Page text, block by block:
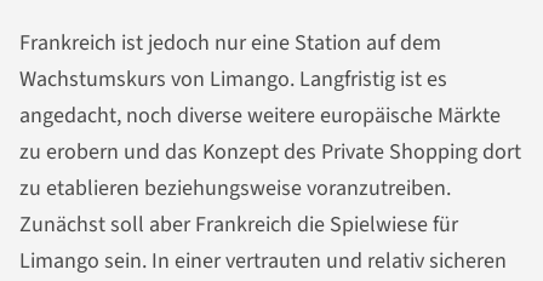
Frankreich ist jedoch nur eine Station auf dem
Wachstumskurs von Limango. Langfristig ist es
angedacht, noch diverse weitere europäische Märkte
zu erobern und das Konzept des Private Shopping dort
zu etablieren beziehungsweise voranzutreiben.
Zunächst soll aber Frankreich die Spielwiese für
Limango sein. In einer vertrauten und relativ sicheren